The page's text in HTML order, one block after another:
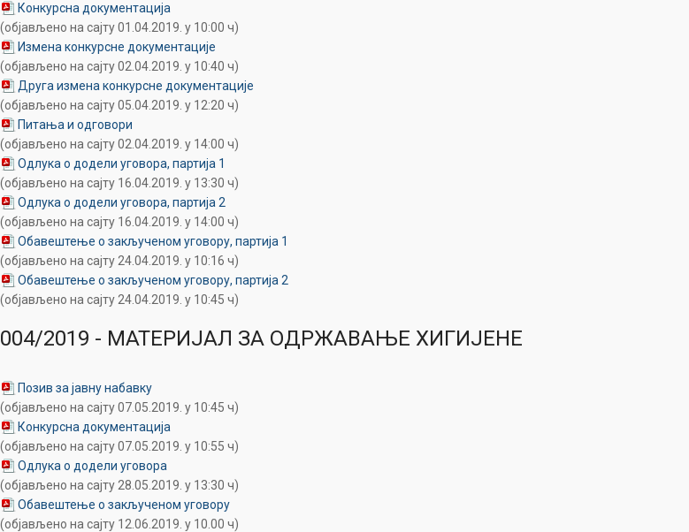
Конкурсна документација
(објављено на сајту 01.04.2019. у 10:00 ч)
Измена конкурсне документације
(објављено на сајту 02.04.2019. у 10:40 ч)
Друга измена конкурсне документације
(објављено на сајту 05.04.2019. у 12:20 ч)
Питања и одговори
(објављено на сајту 02.04.2019. у 14:00 ч)
Одлука о додели уговора, партија 1
(објављено на сајту 16.04.2019. у 13:30 ч)
Одлука о додели уговора, партија 2
(објављено на сајту 16.04.2019. у 14:00 ч)
Обавештење о закљученом уговору, партија 1
(објављено на сајту 24.04.2019. у 10:16 ч)
Обавештење о закљученом уговору, партија 2
(објављено на сајту 24.04.2019. у 10:45 ч)
004/2019 - МАТЕРИЈАЛ ЗА ОДРЖАВАЊЕ ХИГИЈЕНЕ
Позив за јавну набавку
(објављено на сајту 07.05.2019. у 10:45 ч)
Конкурсна документација
(објављено на сајту 07.05.2019. у 10:55 ч)
Одлука о додели уговора
(објављено на сајту 28.05.2019. у 13:30 ч)
Обавештење о закљученом уговору
(објављено на сајту 12.06.2019. у 10.00 ч)